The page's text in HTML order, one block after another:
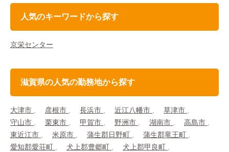
人気のキーワードから探す
京栄センター
滋賀県の人気の勤務地から探す
大津市 彦根市 長浜市 近江八幡市
草津市
守山市
栗東市 甲賀市 野洲市 湖南市
高島市
東近江市
米原市 蒲生郡日野町
蒲生郡竜王町
愛知郡愛荘町
犬上郡豊郷町
犬上郡甲良町